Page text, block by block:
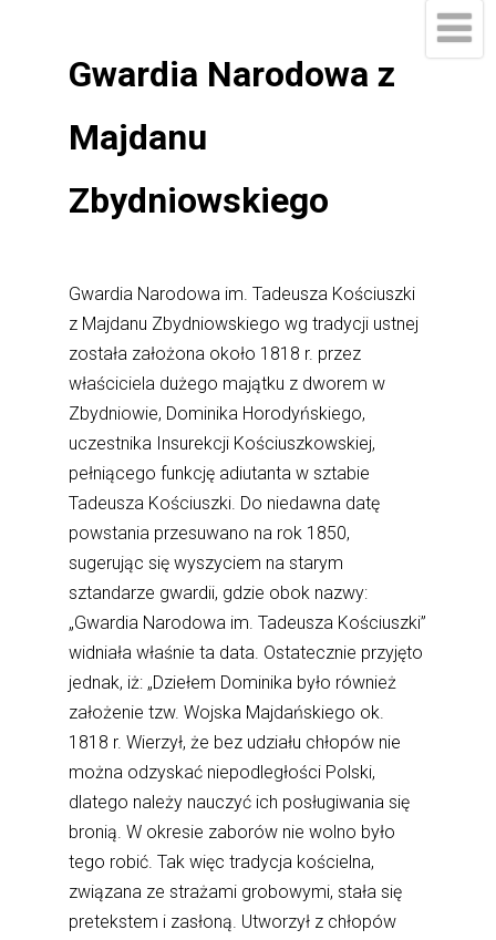
Gwardia Narodowa z
Majdanu
Zbydniowskiego
Gwardia Narodowa im. Tadeusza Kościuszki
z Majdanu Zbydniowskiego wg tradycji ustnej
została założona około 1818 r. przez
właściciela dużego majątku z dworem w
Zbydniowie, Dominika Horodyńskiego,
uczestnika Insurekcji Kościuszkowskiej,
pełniącego funkcję adiutanta w sztabie
Tadeusza Kościuszki. Do niedawna datę
powstania przesuwano na rok 1850,
sugerując się wyszyciem na starym
sztandarze gwardii, gdzie obok nazwy:
„Gwardia Narodowa im. Tadeusza Kościuszki”
widniała właśnie ta data. Ostatecznie przyjęto
jednak, iż: „Dziełem Dominika było również
założenie tzw. Wojska Majdańskiego ok.
1818 r. Wierzył, że bez udziału chłopów nie
można odzyskać niepodległości Polski,
dlatego należy nauczyć ich posługiwania się
bronią. W okresie zaborów nie wolno było
tego robić. Tak więc tradycja kościelna,
związana ze strażami grobowymi, stała się
pretekstem i zasłoną. Utworzył z chłopów